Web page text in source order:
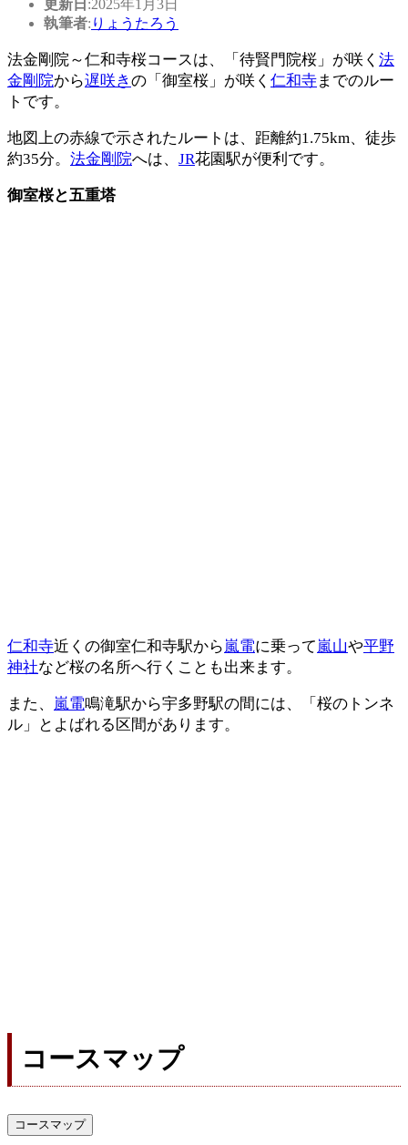
更新日 :2025年1月3日
執筆者: りょうたろう
法金剛院～仁和寺桜コースは、「待賢門院桜」が咲く 法
金剛院から遅咲きの「御室桜」が咲く 仁和寺までのルー
トです。
地図上の赤線で示されたルートは、距離約1.75km、徒歩
約35分。 法金剛院へは、 JR花園駅が便利です。
御室桜と五重塔
仁和寺近くの御室仁和寺駅から 嵐電に乗って 嵐山や平野
神社など桜の名所へ行くことも出来ます。
また、 嵐電鳴滝駅から宇多野駅の間には、「桜のトンネ
ル」とよばれる区間があります。
コースマップ
コースマップ